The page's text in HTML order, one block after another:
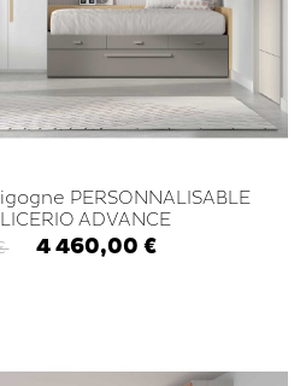
PERSONNALISABLE
ADVANCE
4 460,00 €